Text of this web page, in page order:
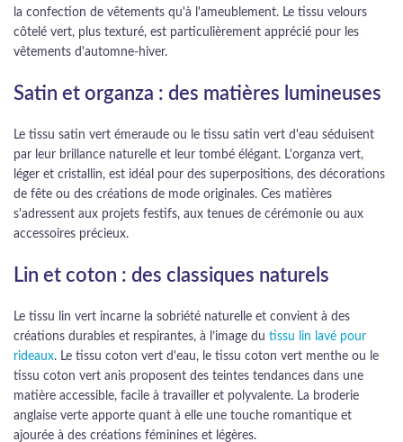
la confection de vêtements qu'à l'ameublement. Le tissu velours
côtelé vert, plus texturé, est particulièrement apprécié pour les
vêtements d'automne-hiver.
Satin et organza : des matières lumineuses
Le tissu satin vert émeraude ou le tissu satin vert d'eau séduisent
par leur brillance naturelle et leur tombé élégant. L'organza vert,
léger et cristallin, est idéal pour des superpositions, des décorations
de fête ou des créations de mode originales. Ces matières
s'adressent aux projets festifs, aux tenues de cérémonie ou aux
accessoires précieux.
Lin et coton : des classiques naturels
Le tissu lin vert incarne la sobriété naturelle et convient à des
créations durables et respirantes, à l’image du tissu lin lavé pour
rideaux. Le tissu coton vert d'eau, le tissu coton vert menthe ou le
tissu coton vert anis proposent des teintes tendances dans une
matière accessible, facile à travailler et polyvalente. La broderie
anglaise verte apporte quant à elle une touche romantique et
ajourée à des créations féminines et légères.